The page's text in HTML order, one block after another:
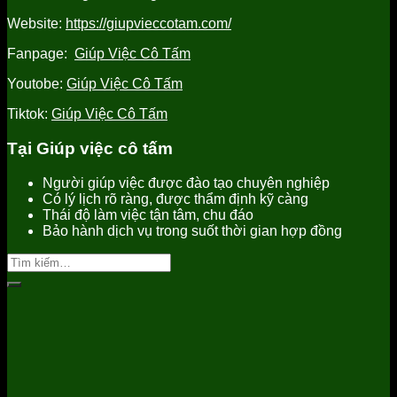
Website: https://giupvieccotam.com/
Fanpage: Giúp Việc Cô Tấm
Youtobe: Giúp Việc Cô Tấm
Tiktok: Giúp Việc Cô Tấm
Tại Giúp việc cô tấm
Người giúp việc được đào tạo chuyên nghiệp
Có lý lịch rõ ràng, được thẩm định kỹ càng
Thái độ làm việc tận tâm, chu đáo
Bảo hành dịch vụ trong suốt thời gian hợp đồng
Tìm
kiếm: